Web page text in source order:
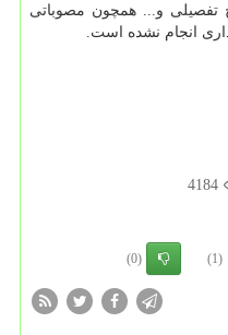
و... همچون مصوباتی
انجام نشده است.
4184
(1)
(0)